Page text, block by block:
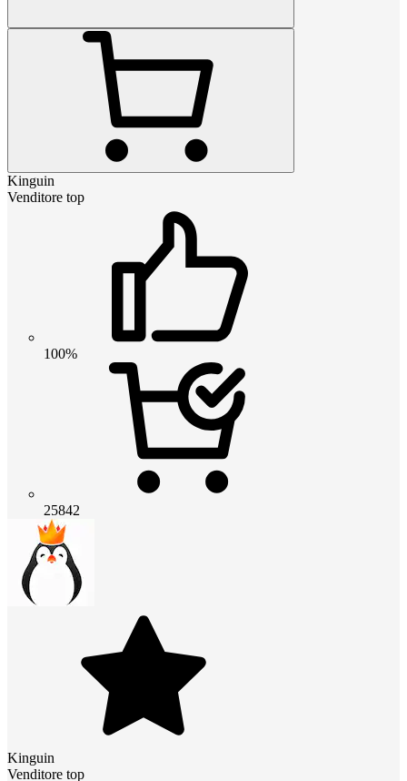
Kinguin
Venditore top
100%
25842
Kinguin
Venditore top